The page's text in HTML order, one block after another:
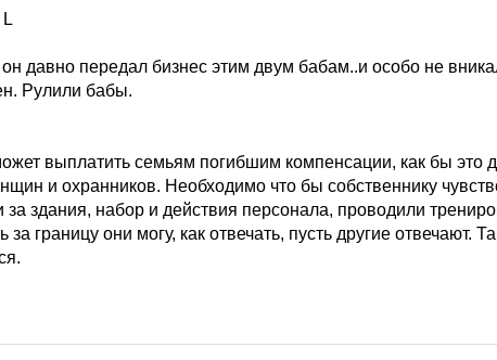
давно передал бизнес этим двум бабам..и особо не
Рулили бабы.
выплатить семьям погибшим компенсации, как бы это
и охранников. Необходимо что бы собственнику
за здания, набор и действия персонала, проводили
границу они могу, как отвечать, пусть другие отвечают.